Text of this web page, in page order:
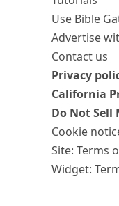
Use Bible
Advertise
Contact us
Privacy
California
Do Not
Cookie
Site: Terms
Widget: